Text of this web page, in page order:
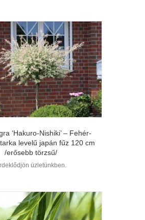
‘Hakuro-Nishiki’ – Fehér-
levelű japán fűz 120 cm
/erősebb törzsű/
üzletünkben.